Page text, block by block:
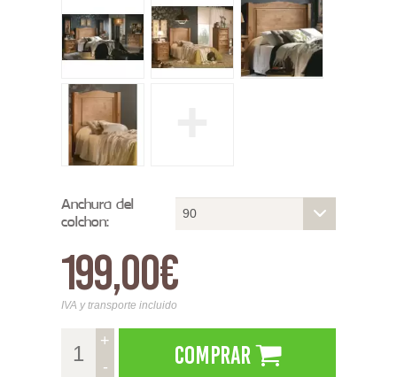
Anchura del
colchon: 90
199,00€
IVA y transporte incluido
+
-
Comprar